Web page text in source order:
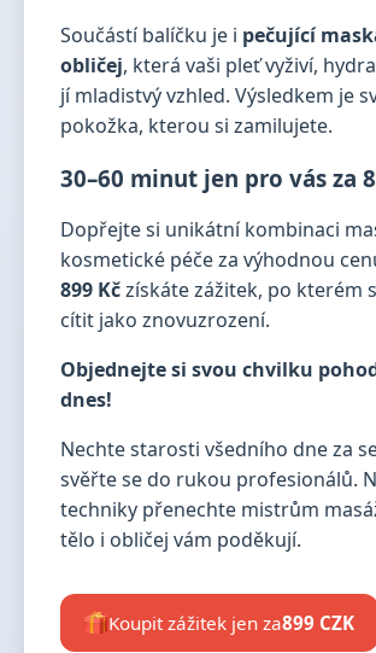
Součástí balíčku je i pečující
obličej, která vaši pleť vyživí,
jí mladistvý vzhled. Výsledkem je
pokožka, kterou si zamilujete.
30–60 minut jen pro vás za
Dopřejte si unikátní kombinaci
kosmetické péče za výhodnou
899 Kčzískáte zážitek, po kterém
cítit jako znovuzrození.
Objednejte si svou chvilku
dnes!
Nechte starosti všedního dne za
svěřte se do rukou profesionálů.
techniky přenechte mistrům
tělo i obličej vám poděkují.
Koupit zážitek jen za899 CZK